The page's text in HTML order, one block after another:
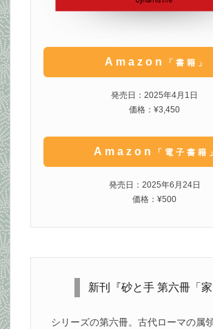
Amazon 「書籍」
発売日：2025年4月1日
価格：¥3,450
Amazon 「電子書籍
発売日：2025年6月24日
価格：¥500
新刊『砂と手 第六冊「家
シリーズの第六冊。古代ローマの属